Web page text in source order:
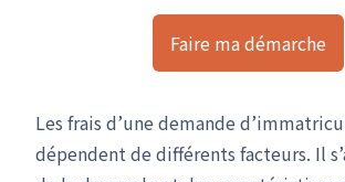
Faire ma démarche
Les frais d’une demande
dépendent de différents facteurs. Il